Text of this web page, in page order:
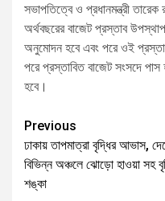
সভাপতিত্বে ও প্রধানমন্ত্রী
অর্থবছরের বাজেট প্রস্তাব
অনুমোদন হবে এবং পরে ওই
পরে প্রস্তাবিত বাজেট সংসদে
হবে।
Previous
ঢাকায় তাপমাত্রা বৃদ্ধির আভাস,
বিভিন্ন অঞ্চলে ঝোড়ো হাওয়া সহ
শঙ্কা